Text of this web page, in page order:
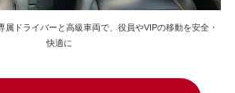
属ドライバーと高級車両で、役員やVIPの移動を安全・
快適に